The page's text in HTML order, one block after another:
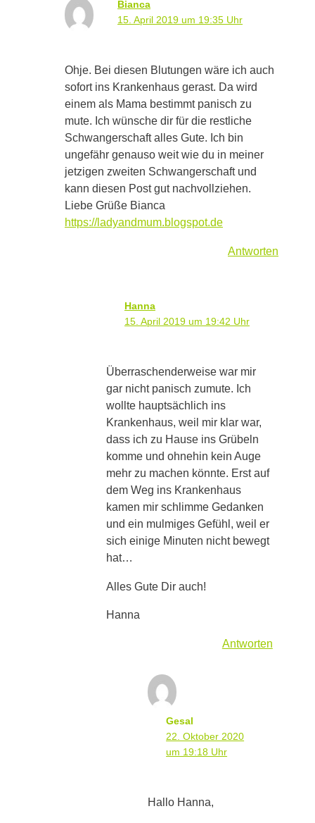
Bianca
15. April 2019 um 19:35 Uhr
Ohje. Bei diesen Blutungen wäre ich auch
sofort ins Krankenhaus gerast. Da wird
einem als Mama bestimmt panisch zu
mute. Ich wünsche dir für die restliche
Schwangerschaft alles Gute. Ich bin
ungefähr genauso weit wie du in meiner
jetzigen zweiten Schwangerschaft und
kann diesen Post gut nachvollziehen.
Liebe Grüße Bianca
https://ladyandmum.blogspot.de
Antworten
Hanna
15. April 2019 um 19:42 Uhr
Überraschenderweise war mir
gar nicht panisch zumute. Ich
wollte hauptsächlich ins
Krankenhaus, weil mir klar war,
dass ich zu Hause ins Grübeln
komme und ohnehin kein Auge
mehr zu machen könnte. Erst auf
dem Weg ins Krankenhaus
kamen mir schlimme Gedanken
und ein mulmiges Gefühl, weil er
sich einige Minuten nicht bewegt
hat…
Alles Gute Dir auch!
Hanna
Antworten
Gesal
22. Oktober 2020
um 19:18 Uhr
Hallo Hanna,